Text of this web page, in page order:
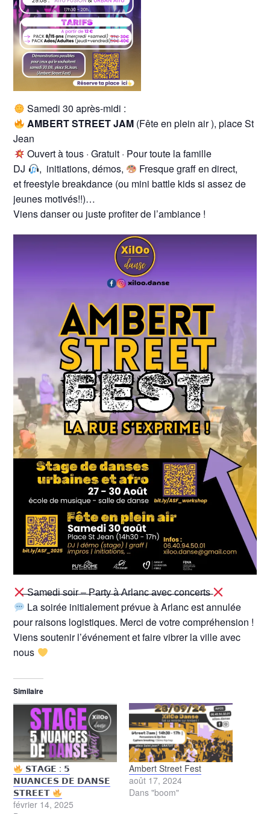
Samedi 30 après-midi :
AMBERT STREET JAM(Fête en plein air ), place St
Jean
Ouvert à tous · Gratuit · Pour toute la famille
DJ
, initiations, démos,
Fresque graff en direct,
et freestyle breakdance (ou mini battle kids si assez de
jeunes motivés!!)…
Viens danser ou juste profiter de l’ambiance !
̶ ̶S̶a̶m̶e̶d̶i̶ ̶s̶o̶i̶r̶ ̶–̶ ̶P̶a̶r̶t̶y̶ ̶à̶ ̶A̶r̶l̶a̶n̶c̶ ̶a̶v̶e̶c̶ ̶c̶o̶n̶c̶e̶r̶t̶s̶
La soirée initialement prévue à Arlanc est annulée
pour raisons logistiques. Merci de votre compréhension !
Viens soutenir l’événement et faire vibrer la ville avec
nous
Similaire
𝗦𝗧𝗔𝗚𝗘 : 𝟱
𝗡𝗨𝗔𝗡𝗖𝗘𝗦 𝗗𝗘 𝗗𝗔𝗡𝗦𝗘
𝗦𝗧𝗥𝗘𝗘𝗧
février 14, 2025
Ambert Street Fest
août 17, 2024
Dans "boom"